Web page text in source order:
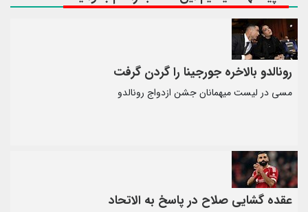
رونالدو بالاخره جورجینا را گردن گرفت
مسی در لیست میهمانان جشن ازدواج رونالدو
عقده گشایی صلاح در پاسخ به الاتحاد